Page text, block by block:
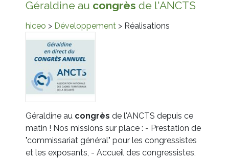
Géraldine au congrès de l'ANCTS
hiceo > Développement > Réalisations
Géraldine au congrès de l'ANCTS depuis ce
matin ! Nos missions sur place : - Prestation de
"commissariat général" pour les congressistes
et les exposants, - Accueil des congressistes,